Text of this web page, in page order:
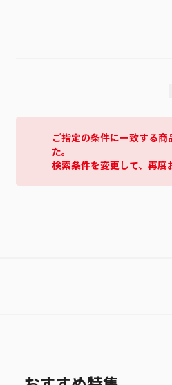
ご指定の条件に一致する
た。
検索条件を変更して、再度